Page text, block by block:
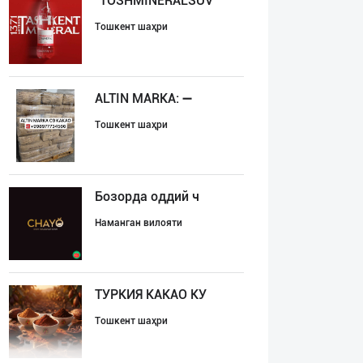
Тошкент шаҳри
ALTIN MARKA: ➖
Тошкент шаҳри
Бозорда оддий ч
Наманган вилояти
ТУРКИЯ КАКАО КУ
Тошкент шаҳри